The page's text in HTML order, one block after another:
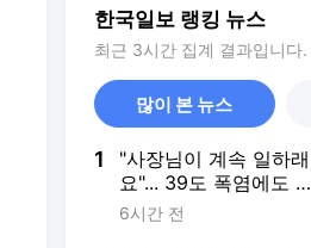
한국일보 랭킹 뉴스
최근 3시간 집계 결과입니다.
많이 본 뉴스
1
"사장님이 계속 일하래
요"... 39도 폭염에도 멈
출 수 없는 이주노동자
6시간 전